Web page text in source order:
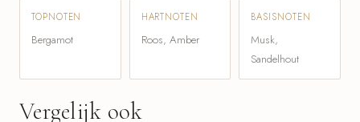
TOPNOTEN
Bergamot
HARTNOTEN
Roos, Amber
BASISNOTEN
Musk,
Sandelhout
Vergelijk ook